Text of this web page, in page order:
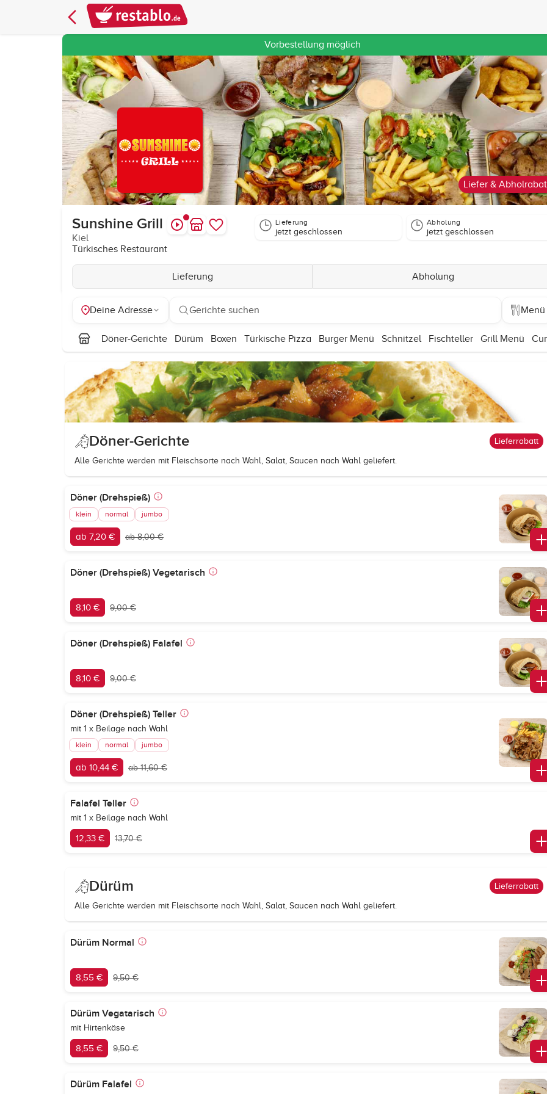
Vorbestellung möglich
Liefer &
Sunshine Grill
Kiel
Türkisches Restaurant
Lieferung
jetzt geschlossen
Abholung
jetzt geschlossen
Lieferung Abholung
Deine Adresse Gerichte suchen Menü
Döner-Gerichte Dürüm Boxen Türkische Pizza Burger Menü Schnitzel Fischteller Grill Menü
Döner-Gerichte Lieferrabatt
Alle Gerichte werden mit Fleischsorte nach Wahl, Salat, Saucen nach Wahl geliefert.
Döner (Drehspieß)
klein normal jumbo
ab 7,20 € ab 8,00 €
Döner (Drehspieß) Vegetarisch
8,10 € 9,00 €
Döner (Drehspieß) Falafel
8,10 € 9,00 €
Döner (Drehspieß) Teller
mit 1 x Beilage nach Wahl
klein normal jumbo
ab 10,44 € ab 11,60 €
Falafel Teller
mit 1 x Beilage nach Wahl
12,33 € 13,70 €
Dürüm Lieferrabatt
Alle Gerichte werden mit Fleischsorte nach Wahl, Salat, Saucen nach Wahl geliefert.
Dürüm Normal
8,55 € 9,50 €
Dürüm Vegatarisch
mit Hirtenkäse
8,55 € 9,50 €
Dürüm Falafel